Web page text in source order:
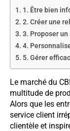
1. Être bien
2. Créer une
3. Proposer
4.
5. Gérer
Le marché du
multitude de
Alors que les
service client
clientèle et